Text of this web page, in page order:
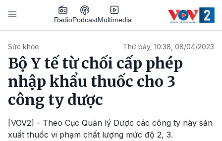
Nhảy đến nội dung
RadioPodcastMultimedia
Sức khỏe Thứ bảy, 10:38, 08/04/2023
Bộ Y tế từ chối cấp phép
nhập khẩu thuốc cho 3
công ty dược
[VOV2] - Theo Cục Quản lý Dược các công ty này sản
xuất thuốc vi phạm chất lượng mức độ 2, 3.